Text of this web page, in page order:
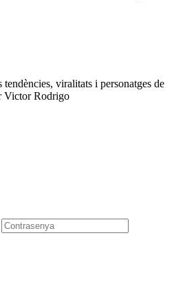
viralitats i personatges de
Victor Rodrigo